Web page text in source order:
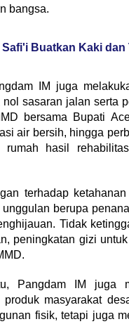
bangsa.
Safi'i Buatkan Kaki
IM juga
sasaran jalan serta
bersama Bupati
air bersih, hingga
rumah hasil
terhadap
berupa
Tidak
peningkatan gizi
Pangdam IM juga
produk masyarakat
fisik, tetapi juga